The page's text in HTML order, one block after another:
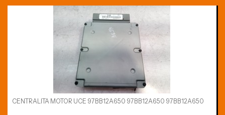
CENTRALITA MOTOR UCE 97BB12A650 97BB12A650 97BB12A650